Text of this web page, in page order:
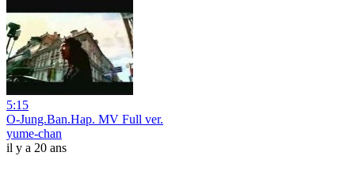
5:15
O-Jung.Ban.Hap. MV Full ver.
yume-chan
il y a 20 ans